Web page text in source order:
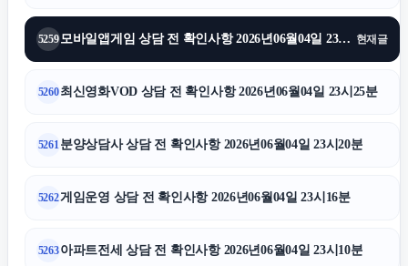
5259 모바일앱게임 상담 전 확인사항 2026년06월04일 23시30분 현재글
5260최신영화VOD 상담 전 확인사항 2026년06월04일 23시25분
5261 분양상담사 상담 전 확인사항 2026년06월04일 23시20분
5262게임운영 상담 전 확인사항 2026년06월04일 23시16분
5263아파트전세 상담 전 확인사항 2026년06월04일 23시10분